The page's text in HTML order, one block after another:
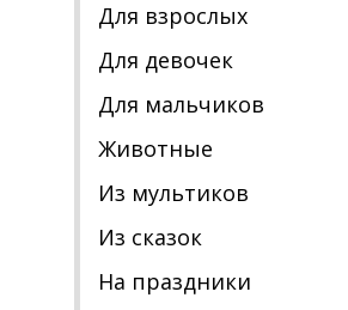
Для взрослых
Для девочек
Для мальчиков
Животные
Из мультиков
Из сказок
На праздники